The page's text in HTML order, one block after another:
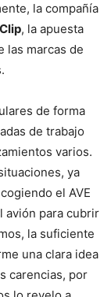
la compañía
, la apuesta
las marcas de
de forma
de trabajo
varios.
ya
el AVE
avión para cubrir
la suficiente
una clara idea
carencias, por